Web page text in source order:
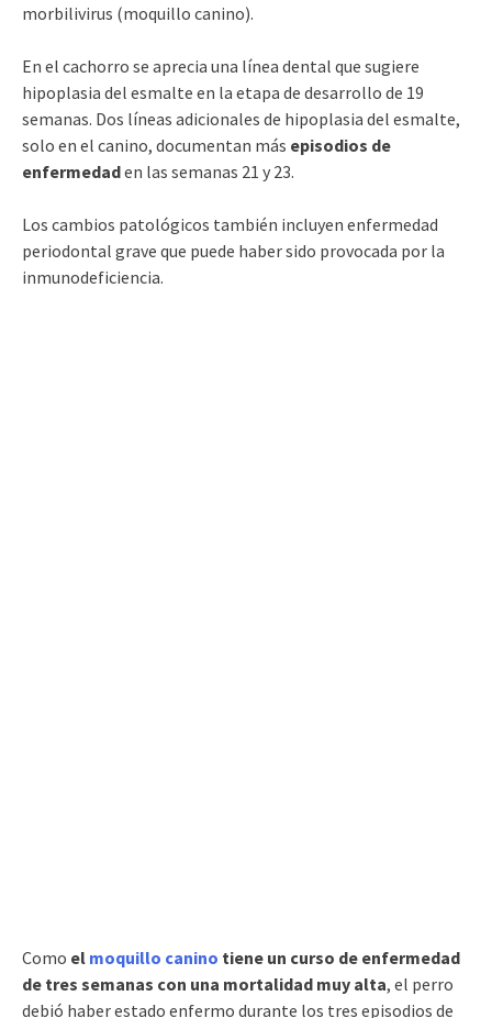
morbilivirus (moquillo canino).
En el cachorro se aprecia una línea dental que sugiere
hipoplasia del esmalte en la etapa de desarrollo de 19
semanas. Dos líneas adicionales de hipoplasia del esmalte,
solo en el canino, documentan más episodios de
enfermedaden las semanas 21 y 23.
Los cambios patológicos también incluyen enfermedad
periodontal grave que puede haber sido provocada por la
inmunodeficiencia.
Como el moquillo canino tiene un curso de enfermedad
de tres semanas con una mortalidad muy alta, el perro
debió haber estado enfermo durante los tres episodios de